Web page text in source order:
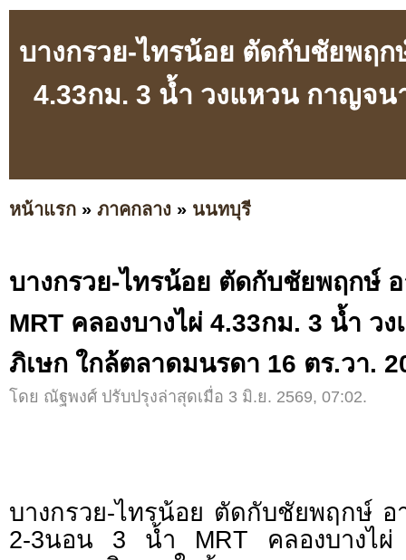
บางกรวย-ไทรน้อย ตัดกับชัยพฤ
4.33กม. 3 น้ำ วงแหวน กาญจน
หน้าแรก » ภาคกลาง » นนทบุรี
บางกรวย-ไทรน้อย ตัดกับชัยพฤกษ์
MRT คลองบางไผ่ 4.33กม. 3 น้ำ ว
ภิเษก ใกล้ตลาดมนรดา 16 ตร.วา.
โดย ณัฐพงศ์ ปรับปรุงล่าสุดเมื่อ 3 มิ.ย. 2569, 07:02.
บางกรวย-ไทรน้อย ตัดกับชัยพฤกษ์
2-3นอน 3 น้ำ MRT คลองบางไผ่